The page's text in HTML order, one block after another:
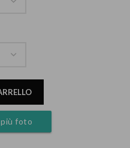
più foto